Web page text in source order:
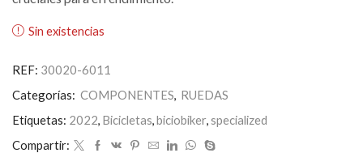
Sin existencias
REF: 30020-6011
Categorías: COMPONENTES, RUEDAS
Etiquetas: 2022, Bicicletas,biciobiker,specialized
Compartir: